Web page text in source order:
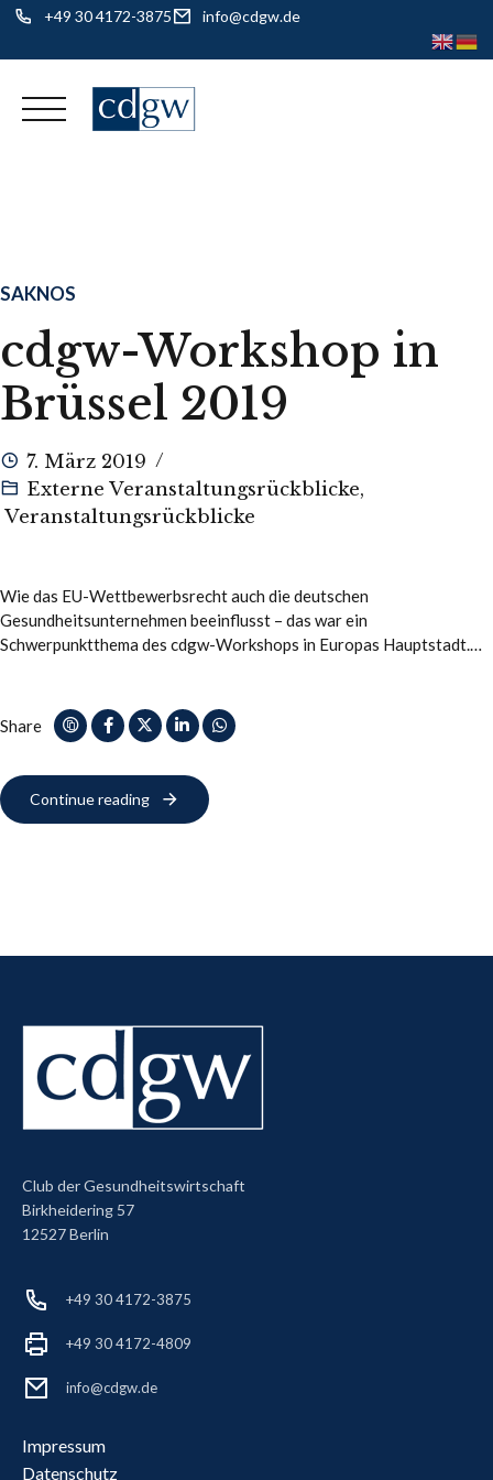
+49 30 4172-3875 info@cdgw.de
SAKNOS
cdgw-Workshop in
Brüssel 2019
7. März 2019
Externe Veranstaltungsrückblicke,
Veranstaltungsrückblicke
Wie das EU-Wettbewerbsrecht auch die deutschen
Gesundheitsunternehmen beeinflusst – das war ein
Schwerpunktthema des cdgw-Workshops in Europas Hauptstadt.
Share
Continue reading
Club der Gesundheitswirtschaft
Birkheidering 57
12527 Berlin
+49 30 4172-3875
+49 30 4172-4809
info@cdgw.de
Impressum
Datenschutz